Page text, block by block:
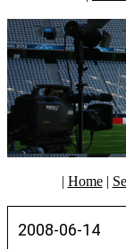
| Home|
2008-06-14